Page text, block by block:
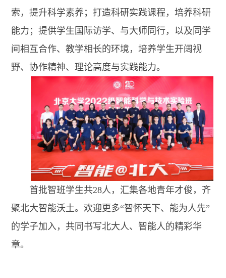
索，提升科学素养；打造科研实践课程，培养科研
能力；提供学生国际访学、与大师同行，以及同学
间相互合作、教学相长的环境，培养学生开阔视
野、协作精神、理论高度与实践能力。
首批智班学生共28人，汇集各地青年才俊，齐
聚北大智能沃土。欢迎更多“智怀天下、能为人先”
的学子加入，共同书写北大人、智能人的精彩华
章。